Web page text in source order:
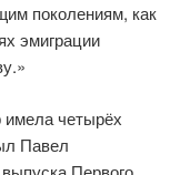
поколениям, как
эмиграции
имела четырёх
Павел